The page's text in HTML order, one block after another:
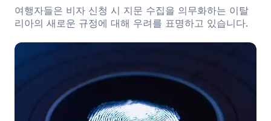
여행자들은 비자 신청 시 지문 수집을 의무화하는 이탈
리아의 새로운 규정에 대해 우려를 표명하고 있습니다.